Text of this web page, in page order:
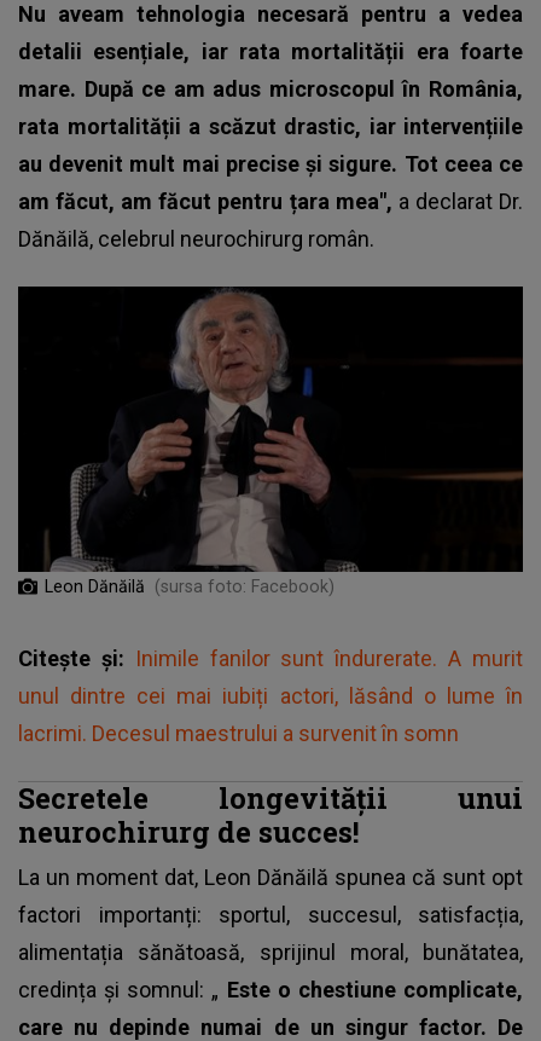
Nu aveam tehnologia necesară pentru a vedea
detalii esențiale, iar rata mortalității era foarte
mare. După ce am adus microscopul în România,
rata mortalității a scăzut drastic, iar intervențiile
au devenit mult mai precise și sigure. Tot ceea ce
am făcut, am făcut pentru țara mea", a declarat Dr.
Dănăilă, celebrul neurochirurg român.
Leon Dănăilă (sursa foto: Facebook)
Citește și: Inimile fanilor sunt îndurerate. A murit
unul dintre cei mai iubiți actori, lăsând o lume în
lacrimi. Decesul maestrului a survenit în somn
Secretele longevității unui
neurochirurg de succes!
La un moment dat, Leon Dănăilă spunea că sunt opt
factori importanți: sportul, succesul, satisfacția,
alimentația sănătoasă, sprijinul moral, bunătatea,
credința și somnul: „ Este o chestiune complicate,
care nu depinde numai de un singur factor. De